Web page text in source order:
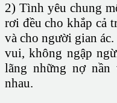
2) Tình yêu chung
rơi đều cho khắp cả
và cho người gian
vui, không ngập
lãng những nợ
nhau.